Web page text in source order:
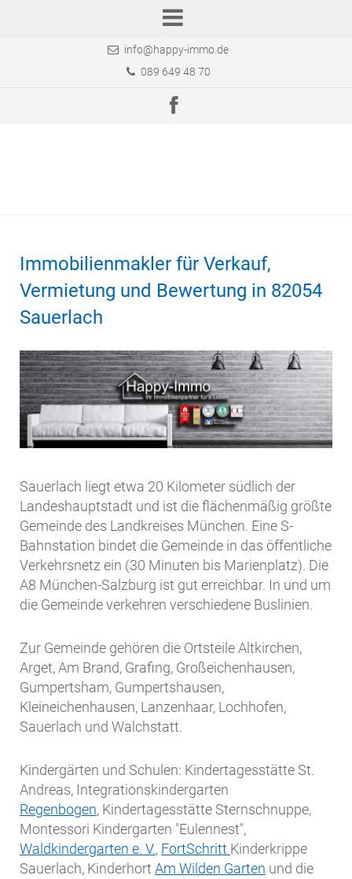
info@happy-immo.de
089 649 48 70
Immobilienmakler für Verkauf,
Vermietung und Bewertung in 82054
Sauerlach
Sauerlach liegt etwa 20 Kilometer südlich der
Landeshauptstadt und ist die flächenmäßig größte
Gemeinde des Landkreises München. Eine S-
Bahnstation bindet die Gemeinde in das öffentliche
Verkehrsnetz ein (30 Minuten bis Marienplatz). Die
A8 München-Salzburg ist gut erreichbar. In und um
die Gemeinde verkehren verschiedene Buslinien.
Zur Gemeinde gehören die Ortsteile Altkirchen,
Arget, Am Brand, Grafing, Großeichenhausen,
Gumpertsham, Gumpertshausen,
Kleineichenhausen, Lanzenhaar, Lochhofen,
Sauerlach und Walchstatt.
Kindergärten und Schulen: Kindertagesstätte St.
Andreas, Integrationskindergarten
Regenbogen, Kindertagesstätte Sternschnuppe,
Montessori Kindergarten "Eulennest",
Waldkindergarten e. V., FortSchritt Kinderkrippe
Sauerlach, Kinderhort Am Wilden Garten und die